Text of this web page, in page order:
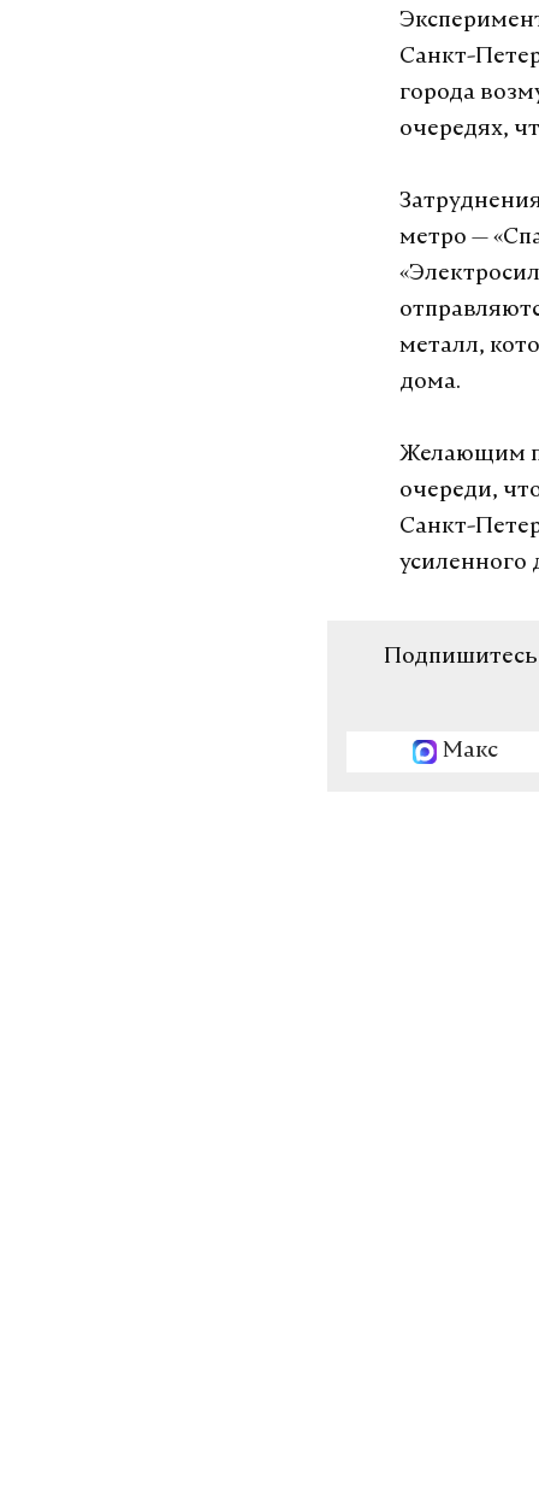
Санкт-
города
очередях,
метро —
металл,
дома.
Желающим
очереди,
Санкт-
усиленного
Подпишитесь
Макс